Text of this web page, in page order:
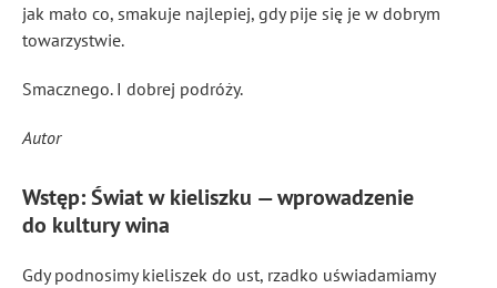
jak mało co, smakuje najlepiej, gdy pije się je w dobrym
towarzystwie.
Smacznego. I dobrej podróży.
Autor
Wstęp: Świat w kieliszku — wprowadzenie
do kultury wina
Gdy podnosimy kieliszek do ust, rzadko uświadamiamy